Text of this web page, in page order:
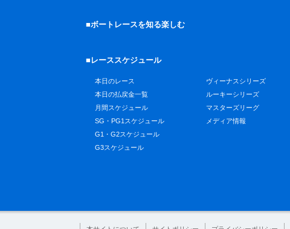
■ボートレースを知る楽しむ
■レーススケジュール
本日のレース
本日の払戻金一覧
月間スケジュール
SG・PG1スケジュール
G1・G2スケジュール
G3スケジュール
ヴィーナスシリーズ
ルーキーシリーズ
マスターズリーグ
メディア情報